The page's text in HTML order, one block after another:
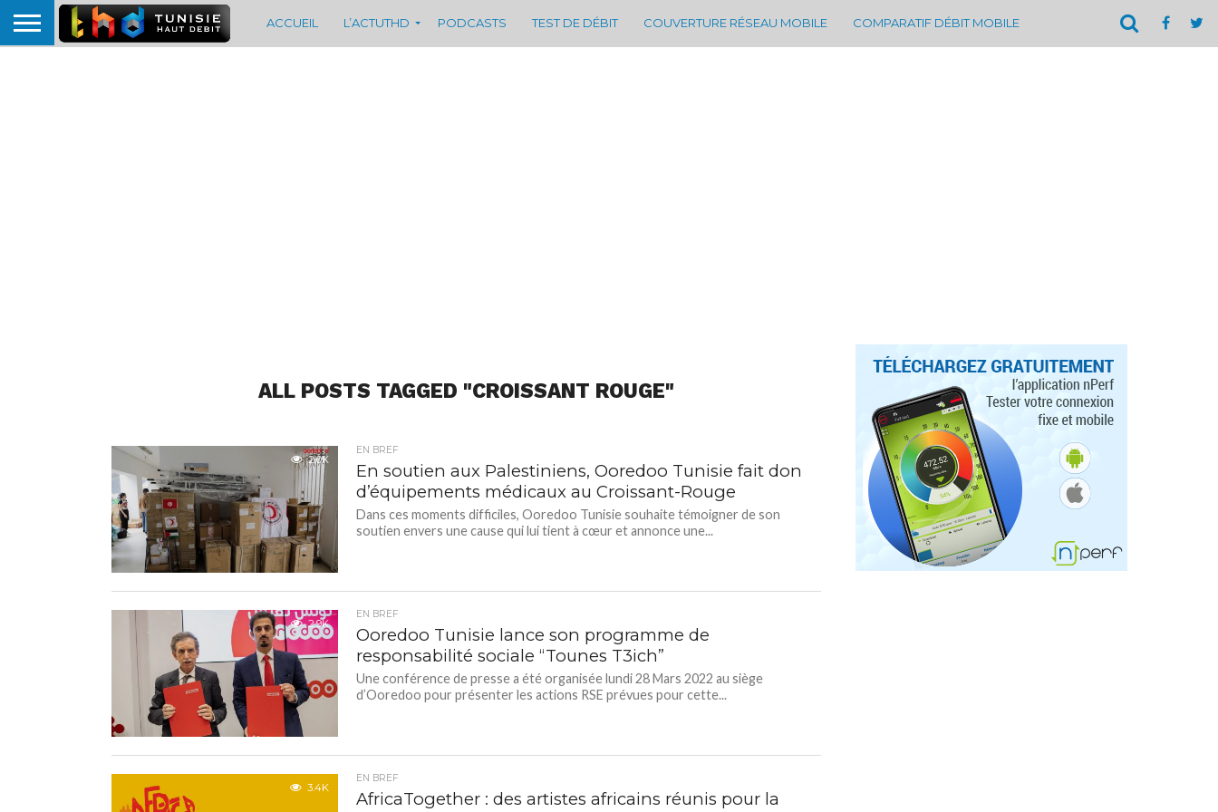
ACCUEIL L’ACTUTHD PODCASTS TEST DE DÉBIT COUVERTURE RÉSEAU MOBILE COMPARATIF DÉBIT MOBILE
ALL POSTS TAGGED "CROISSANT ROUGE"
2.0K
EN BREF
En soutien aux Palestiniens, Ooredoo Tunisie fait don
d’équipements médicaux au Croissant-Rouge
Dans ces moments difficiles, Ooredoo Tunisie souhaite témoigner de son
soutien envers une cause qui lui tient à cœur et annonce une...
2.9K
EN BREF
Ooredoo Tunisie lance son programme de
responsabilité sociale “Tounes T3ich”
Une conférence de presse a été organisée lundi 28 Mars 2022 au siège
d’Ooredoo pour présenter les actions RSE prévues pour cette...
3.4K
EN BREF
AfricaTogether : des artistes africains réunis pour la